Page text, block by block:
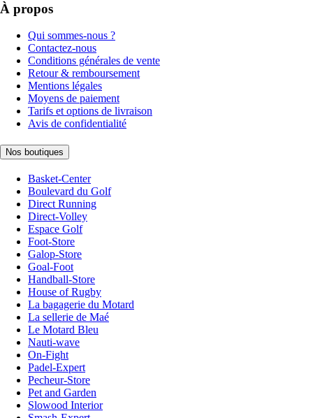
À propos
Qui sommes-nous ?
Contactez-nous
Conditions générales de vente
Retour & remboursement
Mentions légales
Moyens de paiement
Tarifs et options de livraison
Avis de confidentialité
Nos boutiques
Basket-Center
Boulevard du Golf
Direct Running
Direct-Volley
Espace Golf
Foot-Store
Galop-Store
Goal-Foot
Handball-Store
House of Rugby
La bagagerie du Motard
La sellerie de Maé
Le Motard Bleu
Nauti-wave
On-Fight
Padel-Expert
Pecheur-Store
Pet and Garden
Slowood Interior